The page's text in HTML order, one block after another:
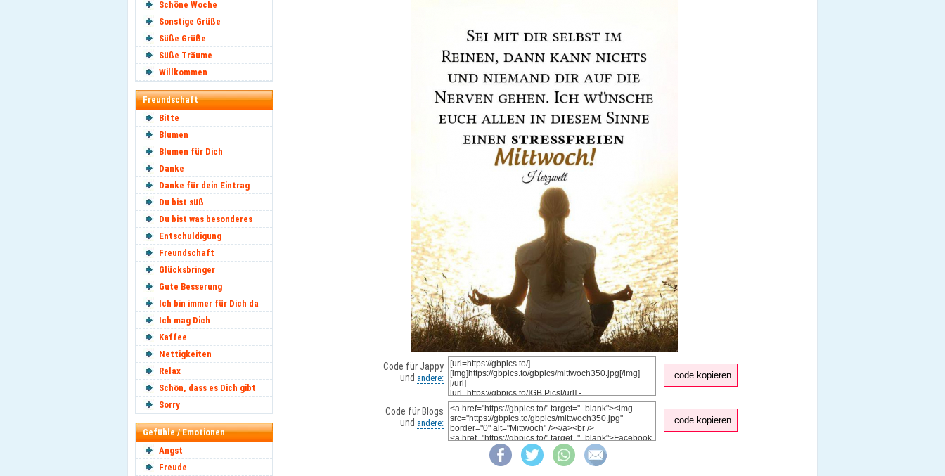
Schöne Woche
Sonstige Grüße
Süße Grüße
Süße Träume
Willkommen
Freundschaft
Bitte
Blumen
Blumen für Dich
Danke
Danke für dein Eintrag
Du bist süß
Du bist was besonderes
Entschuldigung
Freundschaft
Glücksbringer
Gute Besserung
Ich bin immer für Dich da
Ich mag Dich
Kaffee
Nettigkeiten
Relax
Schön, dass es Dich gibt
Sorry
Gefühle / Emotionen
Angst
Freude
Code für Jappy
und andere: code kopieren
Code für Blogs
und andere: code kopieren